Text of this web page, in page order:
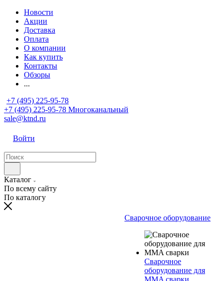
Новости
Акции
Доставка
Оплата
О компании
Как купить
Контакты
Обзоры
...
+7 (495) 225-95-78
+7 (495) 225-95-78 Многоканальный
sale@ktnd.ru
Войти
Каталог
По всему сайту
По каталогу
Сварочное оборудование
Сварочное
оборудование для
MMA сварки